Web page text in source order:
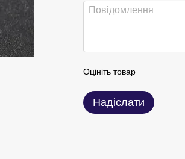
Оцініть товар
Надіслати